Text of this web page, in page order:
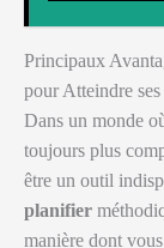
Principaux
pour Atteindre
Dans un monde
toujours plus
être un outil
planifier
manière dont